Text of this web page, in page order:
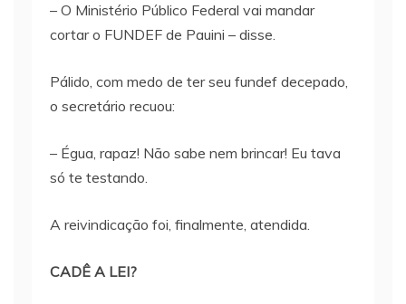
– O Ministério Público Federal vai mandar
cortar o FUNDEF de Pauini – disse.
Pálido, com medo de ter seu fundef decepado,
o secretário recuou:
– Égua, rapaz! Não sabe nem brincar! Eu tava
só te testando.
A reivindicação foi, finalmente, atendida.
CADÊ A LEI?